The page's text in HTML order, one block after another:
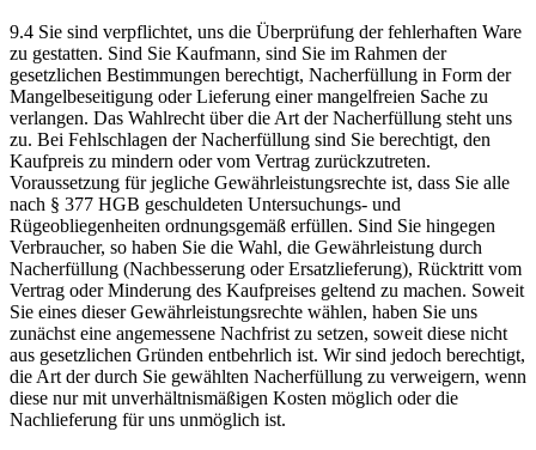
9.4 Sie sind verpflichtet, uns die Überprüfung der fehlerhaften Ware
zu gestatten. Sind Sie Kaufmann, sind Sie im Rahmen der
gesetzlichen Bestimmungen berechtigt, Nacherfüllung in Form der
Mangelbeseitigung oder Lieferung einer mangelfreien Sache zu
verlangen. Das Wahlrecht über die Art der Nacherfüllung steht uns
zu. Bei Fehlschlagen der Nacherfüllung sind Sie berechtigt, den
Kaufpreis zu mindern oder vom Vertrag zurückzutreten.
Voraussetzung für jegliche Gewährleistungsrechte ist, dass Sie alle
nach § 377 HGB geschuldeten Untersuchungs- und
Rügeobliegenheiten ordnungsgemäß erfüllen. Sind Sie hingegen
Verbraucher, so haben Sie die Wahl, die Gewährleistung durch
Nacherfüllung (Nachbesserung oder Ersatzlieferung), Rücktritt vom
Vertrag oder Minderung des Kaufpreises geltend zu machen. Soweit
Sie eines dieser Gewährleistungsrechte wählen, haben Sie uns
zunächst eine angemessene Nachfrist zu setzen, soweit diese nicht
aus gesetzlichen Gründen entbehrlich ist. Wir sind jedoch berechtigt,
die Art der durch Sie gewählten Nacherfüllung zu verweigern, wenn
diese nur mit unverhältnismäßigen Kosten möglich oder die
Nachlieferung für uns unmöglich ist.